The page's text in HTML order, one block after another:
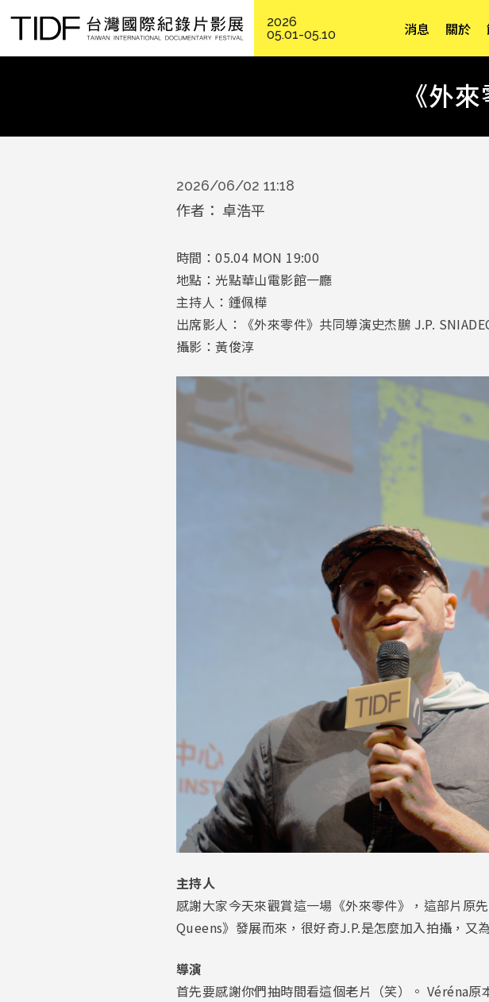
2026
05.01-05.10
消息 關於
《外
2026/06/02 11:18
作者 卓浩平
時間：05.04 MON 19:00
地點：光點華山電影館一廳
主持人：鍾佩樺
出席影人：《外來零件》共同導演史杰鵬 J.P.
攝影：黃俊淳
主持人
感謝大家今天來觀賞這一場《外來零件》，這部片原
Queens》發展而來，很好奇J.P.是怎麼加入拍攝，又
導演
首先要感謝你們抽時間看這個老片（笑）。 Véréna